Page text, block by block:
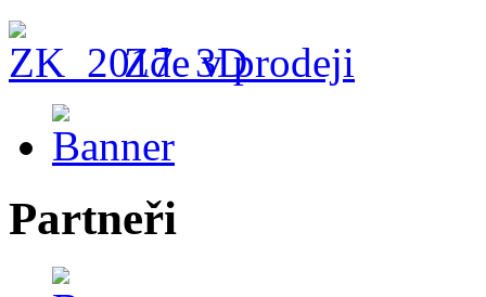
Zde v prodeji
Partneři